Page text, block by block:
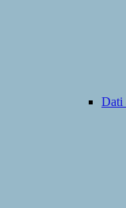
Dati